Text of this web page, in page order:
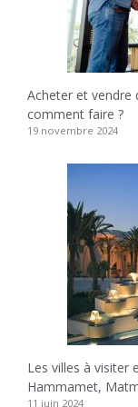
Acheter et vendre
comment faire ?
19 novembre 2024
Les villes à visiter
Hammamet,
11 juin 2024